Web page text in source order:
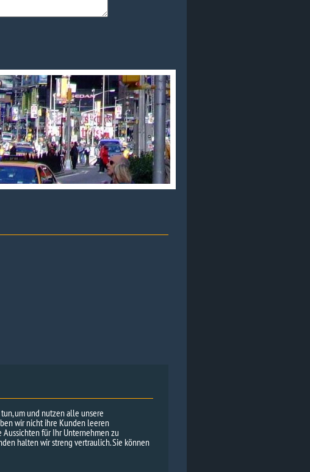
um und nutzen alle unsere
wir nicht ihre Kunden leeren
Aussichten für Ihr Unternehmen zu
halten wir streng vertraulich. Sie können